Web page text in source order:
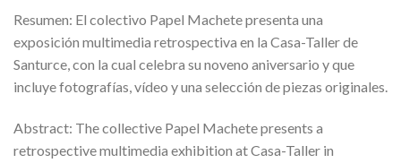
Resumen: El colectivo Papel Machete presenta una
exposición multimedia retrospectiva en la Casa-Taller de
Santurce, con la cual celebra su noveno aniversario y que
incluye fotografías, vídeo y una selección de piezas originales.
Abstract: The collective Papel Machete presents a
retrospective multimedia exhibition at Casa-Taller in